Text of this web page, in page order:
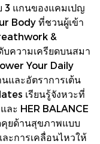
3 แกนของแคมเปญ
Body ที่ชวนผู้เข้า
&
ความเครียดบนสมา
Your Daily
และอัตราการเต้น
เรียนรู้จังหวะที่
ละ HER BALANCE
คุยด้านสุขภาพแบบ
ะการเคลื่อนไหวให้